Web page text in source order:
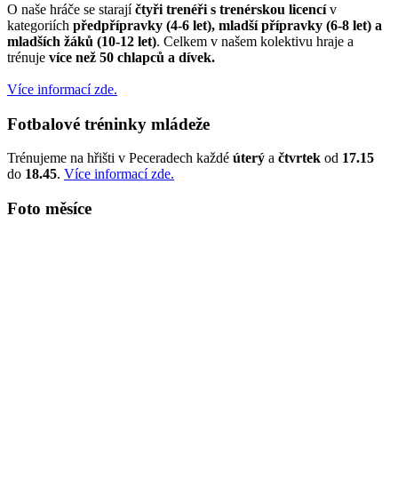
O naše hráče se starajíčtyři trenéři s trenérskou licencív
kategoriích předpřípravky (4-6 let), mladší přípravky (6-8 let) a
mladších žáků (10-12 let). Celkem v našem kolektivu hraje a
trénuje více než 50 chlapců a dívek.
Více informací zde.
Fotbalové tréninky mládeže
Trénujeme na hřišti v Peceradech každé úterý a čtvrtek od 17.15
do 18.45. Více informací zde.
Foto měsíce